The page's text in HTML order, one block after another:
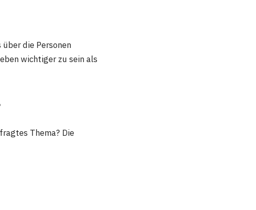
die Personen
wichtiger zu sein als
Thema? Die